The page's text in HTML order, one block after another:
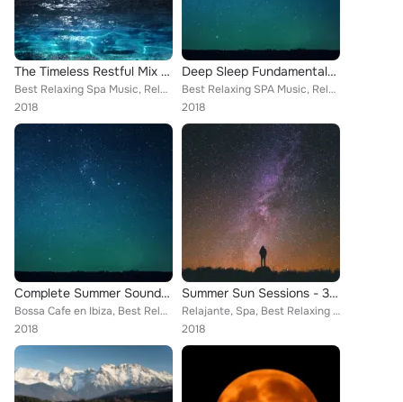
The Timeless Restful Mix - 40 Soothing Melodies to Ease into a Relaxed and Anxiety-Free State
Best Relaxing Spa Music, Relajacion Del Mar, Meditation Spa
2018
Deep Sleep Fundamentals - Relaxing Music for Deep Sleep, Complete Rest and Total Relaxation
Best Relaxing SPA Music, Relajación, Rain for Deep Sleep
2018
Complete Summer Sounds Sessions - 30 Lounge/Chillout Tracks for Fun Summertime Relaxation & Peaceful Vibes
Bossa Cafe en Ibiza, Best Relaxing SPA Music, Yoga Workout Music
2018
Summer Sun Sessions - 30 Chillout Tracks for Blissful Relaxation & Great Vibes
Relajante, Spa, Best Relaxing SPA Music
2018